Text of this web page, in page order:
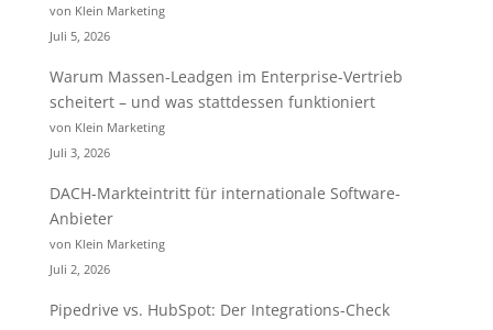
von Klein Marketing
Juli 5, 2026
Warum Massen-Leadgen im Enterprise-Vertrieb
scheitert – und was stattdessen funktioniert
von Klein Marketing
Juli 3, 2026
DACH-Markteintritt für internationale Software-
Anbieter
von Klein Marketing
Juli 2, 2026
Pipedrive vs. HubSpot: Der Integrations-Check